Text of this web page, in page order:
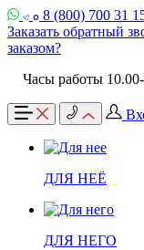
8 (800) 700 31
Заказать обратный
заказом?
Часы работы
ДЛЯ НЕЁ
ДЛЯ НЕГО